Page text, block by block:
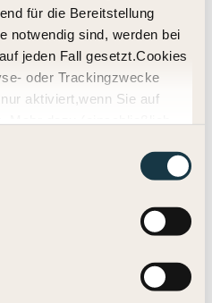
für die Bereitstellung
notwendig sind, werden bei
jeden Fall gesetzt.Cookies
oder Trackingzwecke
aktiviert,wenn Sie auf
—